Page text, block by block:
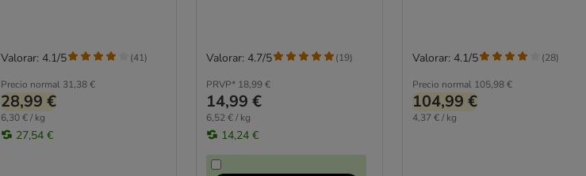
Precio normal 31,38 €
28,99 €
6,30 € / kg
27,54 €
Valorar: 4.1/5 (41)
PRVP* 18,99 €
14,99 €
6,52 € / kg
14,24 €
Valorar: 4.7/5 (19)
Precio normal 105,98 €
104,99 €
4,37 € / kg
Valorar: 4.1/5 (28)